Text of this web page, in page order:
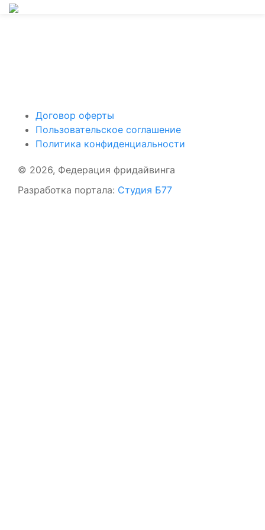
Договор оферты
Пользовательское соглашение
Политика конфиденциальности
© 2026, Федерация фридайвинга
Разработка портала: Студия Б77